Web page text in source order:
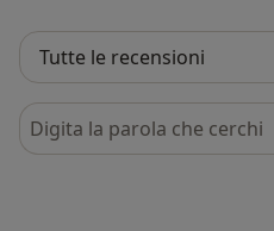
Cerca nelle recensioni